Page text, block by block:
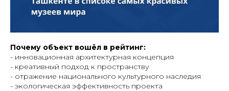
Почему объект вошёл в рейтинг:
- инновационная архитектурная концепция
- креативный подход к пространству
- отражение национального культурного наследия
- экологическая эффективность проекта